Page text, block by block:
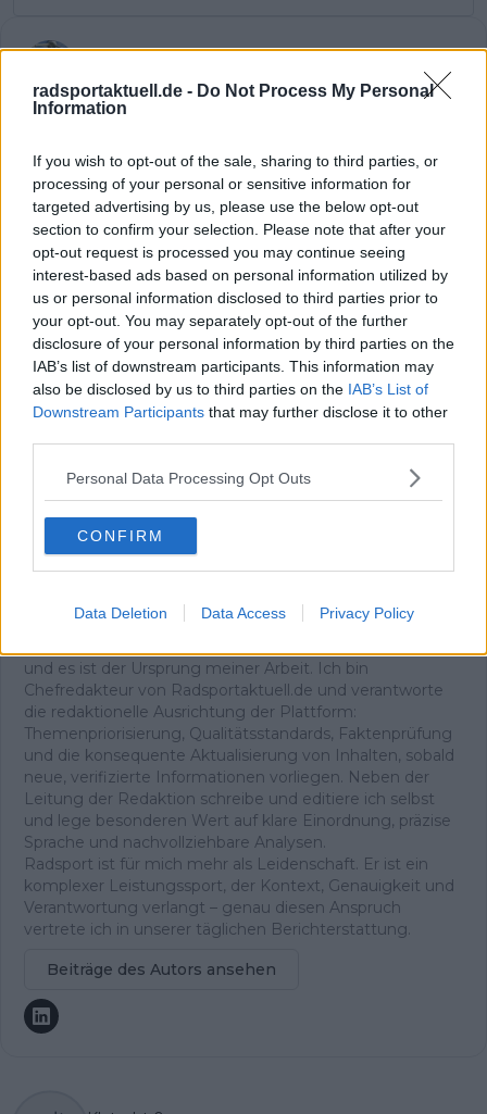
radsportaktuell.de - Do Not Process My Personal
Information
If you wish to opt-out of the sale, sharing to third parties, or
processing of your personal or sensitive information for
targeted advertising by us, please use the below opt-out
section to confirm your selection. Please note that after your
opt-out request is processed you may continue seeing
interest-based ads based on personal information utilized by
us or personal information disclosed to third parties prior to
your opt-out. You may separately opt-out of the further
disclosure of your personal information by third parties on the
IAB’s list of downstream participants. This information may
also be disclosed by us to third parties on the IAB’s List of
Downstream Participants that may further disclose it to other
Personal Data Processing Opt Outs
CONFIRM
Data Deletion Data Access Privacy Policy
In meiner Nachbarschaft wuchs man mit der Tour de
und spielten die gesamte Rundfahrt nach. Zwei Brücken
wurden zu unseren „Bergen“, und wir rasten über
Straßen, als Autos noch nicht den Ton angaben. Mit 13
Jahren war mein Herz endgültig dem Radsport verfallen.
In einem Urlaub in Frankreich durfte ich nach langem
Drängen eine echte Bergetappe fahren – mit meinem
Fahrrad von zu Hause, drei Gängen, Licht, dicken Reifen
und Schutzblechen.
Ich brach früh auf, fuhr den Col de Joux Plane und
anschließend Morzine-Avoriaz. Proviant: eine Tüte
Kirschen, kein Wasser, keine Erfahrung. Von Les Gets aus
wurde es trotzdem der glücklichste Tag meines Lebens.
treten. Oben angekommen trank ich an einem
mit dem Radsport verbinde. Im Tal stand die
Entscheidung an: zurück oder weiter nach Avoriaz. Ich
fuhr weiter, ohne anzuhalten, und schaffte auch den
lächerlichen Rad überholte ich Fahrer auf echten
Rennrädern. Wieder dieses Glück.
und es ist der Ursprung meiner Arbeit. Ich bin
Chefredakteur von Radsportaktuell.de und verantworte
die redaktionelle Ausrichtung der Plattform:
Themenpriorisierung, Qualitätsstandards, Faktenprüfung
und die konsequente Aktualisierung von Inhalten, sobald
neue, verifizierte Informationen vorliegen. Neben der
Leitung der Redaktion schreibe und editiere ich selbst
und lege besonderen Wert auf klare Einordnung, präzise
Sprache und nachvollziehbare Analysen.
Radsport ist für mich mehr als Leidenschaft. Er ist ein
komplexer Leistungssport, der Kontext, Genauigkeit und
Verantwortung verlangt – genau diesen Anspruch
vertrete ich in unserer täglichen Berichterstattung.
Beiträge des Autors ansehen